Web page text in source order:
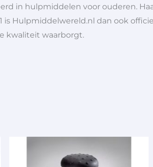
in hulpmiddelen voor ouderen.
is Hulpmiddelwereld.nl dan ook
kwaliteit waarborgt.